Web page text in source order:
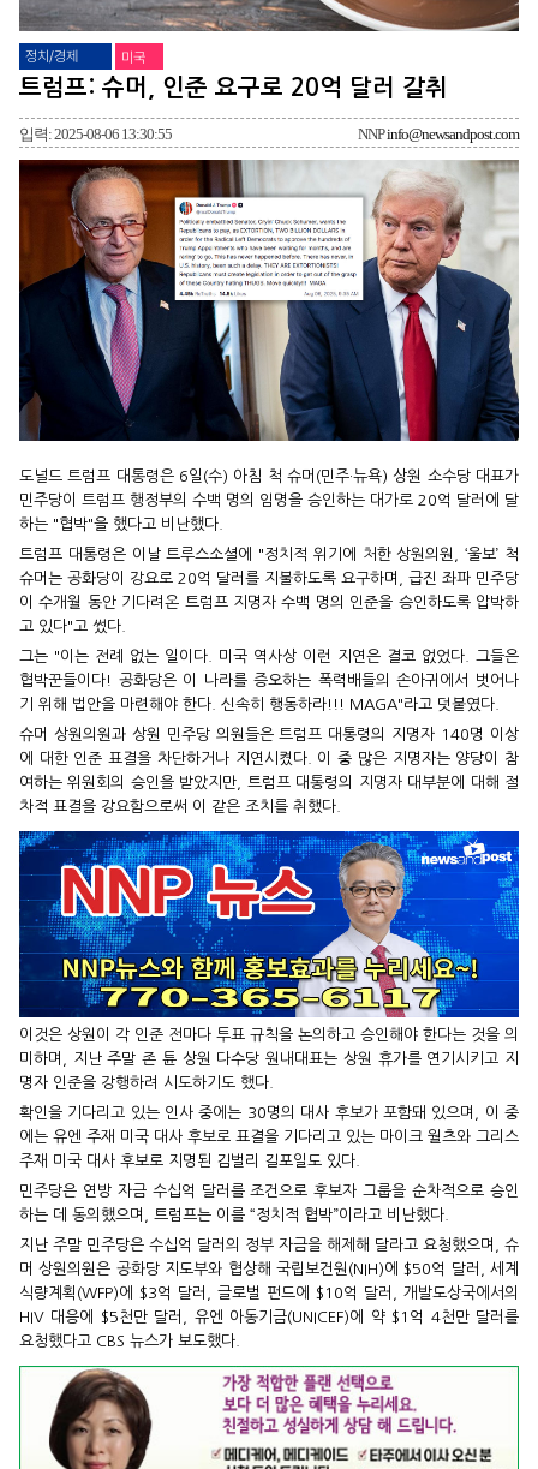
정치/경제 미국
트럼프: 슈머, 인준 요구로 20억 달러 갈취
입력: 2025-08-06 13:30:55 NNPinfo@newsandpost.com
도널드 트럼프 대통령은 6일(수) 아침 척 슈머(민주·뉴욕) 상원 소수당 대표가
민주당이 트럼프 행정부의 수백 명의 임명을 승인하는 대가로 20억 달러에 달
하는 "협박"을 했다고 비난했다.
트럼프 대통령은 이날 트루스소셜에 "정치적 위기에 처한 상원의원, ‘울보’ 척
슈머는 공화당이 강요로 20억 달러를 지불하도록 요구하며, 급진 좌파 민주당
이 수개월 동안 기다려온 트럼프 지명자 수백 명의 인준을 승인하도록 압박하
고 있다"고 썼다.
그는 "이는 전례 없는 일이다. 미국 역사상 이런 지연은 결코 없었다. 그들은
협박꾼들이다! 공화당은 이 나라를 증오하는 폭력배들의 손아귀에서 벗어나
기 위해 법안을 마련해야 한다. 신속히 행동하라!!! MAGA"라고 덧붙였다.
슈머 상원의원과 상원 민주당 의원들은 트럼프 대통령의 지명자 140명 이상
에 대한 인준 표결을 차단하거나 지연시켰다. 이 중 많은 지명자는 양당이 참
여하는 위원회의 승인을 받았지만, 트럼프 대통령의 지명자 대부분에 대해 절
차적 표결을 강요함으로써 이 같은 조치를 취했다.
이것은 상원이 각 인준 전마다 투표 규칙을 논의하고 승인해야 한다는 것을 의
미하며, 지난 주말 존 튠 상원 다수당 원내대표는 상원 휴가를 연기시키고 지
명자 인준을 강행하려 시도하기도 했다.
확인을 기다리고 있는 인사 중에는 30명의 대사 후보가 포함돼 있으며, 이 중
에는 유엔 주재 미국 대사 후보로 표결을 기다리고 있는 마이크 월츠와 그리스
주재 미국 대사 후보로 지명된 김벌리 길포일도 있다.
민주당은 연방 자금 수십억 달러를 조건으로 후보자 그룹을 순차적으로 승인
하는 데 동의했으며, 트럼프는 이를 “정치적 협박”이라고 비난했다.
지난 주말 민주당은 수십억 달러의 정부 자금을 해제해 달라고 요청했으며, 슈
머 상원의원은 공화당 지도부와 협상해 국립보건원(NIH)에 $50억 달러, 세계
식량계획(WFP)에 $3억 달러, 글로벌 펀드에 $10억 달러, 개발도상국에서의
HIV 대응에 $5천만 달러, 유엔 아동기금(UNICEF)에 약 $1억 4천만 달러를
요청했다고 CBS 뉴스가 보도했다.